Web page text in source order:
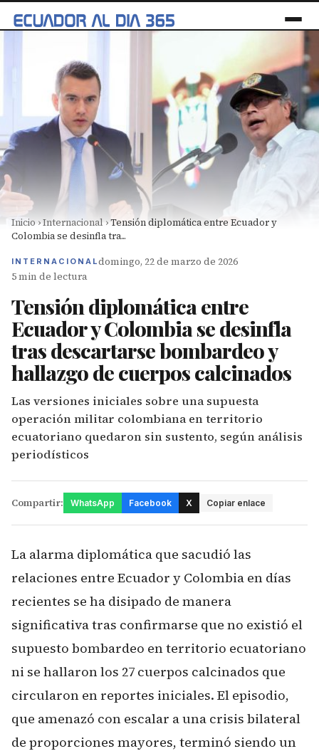
Inicio›Internacional›Tensión diplomática entre Ecuador y
Colombia se desinfla tra...
INTERNACIONALdomingo, 22 de marzo de 2026
5 min de lectura
Tensión diplomática entre
Ecuador y Colombia se desinfla
tras descartarse bombardeo y
hallazgo de cuerpos calcinados
Las versiones iniciales sobre una supuesta
operación militar colombiana en territorio
ecuatoriano quedaron sin sustento, según análisis
periodísticos
Compartir: WhatsApp Facebook X Copiar enlace
La alarma diplomática que sacudió las
relaciones entre Ecuador y Colombia en días
recientes se ha disipado de manera
significativa tras confirmarse que no existió el
supuesto bombardeo en territorio ecuatoriano
ni se hallaron los 27 cuerpos calcinados que
circularon en reportes iniciales. El episodio,
que amenazó con escalar a una crisis bilateral
de proporciones mayores, terminó siendo un